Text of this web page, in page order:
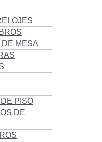
MESA
PISO
DE